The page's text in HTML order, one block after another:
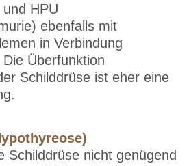
HPU
ebenfalls mit
in Verbindung
Überfunktion
Schilddrüse ist eher eine
Schilddrüse nicht genügend